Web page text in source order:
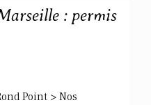
: permis
Point > Nos